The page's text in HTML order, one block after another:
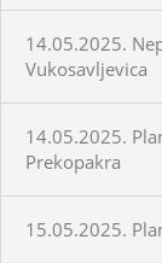
14.05.2025.
Vukosavljevica
14.05.2025.
Prekopakra
15.05.2025.